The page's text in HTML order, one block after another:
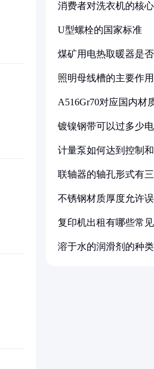
消费者对洗衣机的核
U型螺栓的国家标准
煤矿用电热取暖器是
照明母线槽的主要作
A516Gr70对应国内材
镀镍钢带可以过多少
计量泵如何达到控制
联轴器的轴孔形式有
不锈钢材质厚度允许
复印机出租有哪些常
溶于水的润滑剂的种类